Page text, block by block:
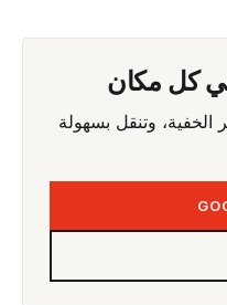
وتنقل بسهولة